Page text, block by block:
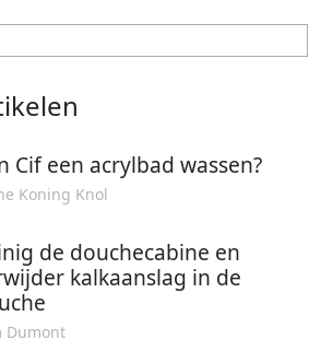
Cif een acrylbad wassen?
Koning Knol
de douchecabine en
kalkaanslag in de
Dumont